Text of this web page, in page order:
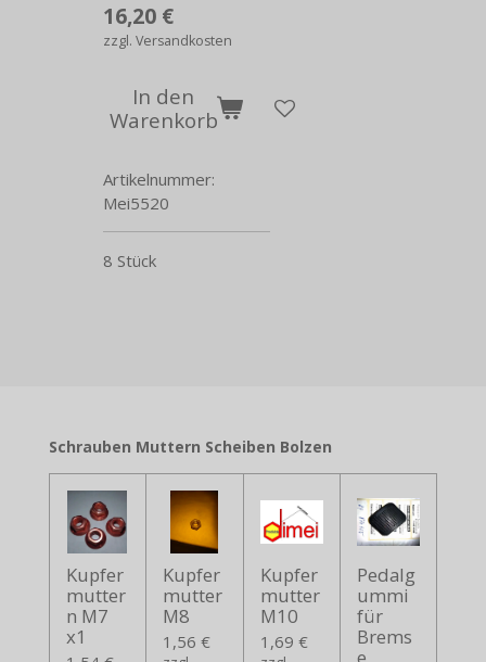
16,20 €
zzgl. Versandkosten
In den
Warenkorb
Artikelnummer:
Mei5520
8 Stück
Schrauben Muttern Scheiben Bolzen
Kupfer
mutter
n M7
x1
Kupfer
mutter
M8
1,56 €
Kupfer
mutter
M10
1,69 €
Pedalg
ummi
für
Brems